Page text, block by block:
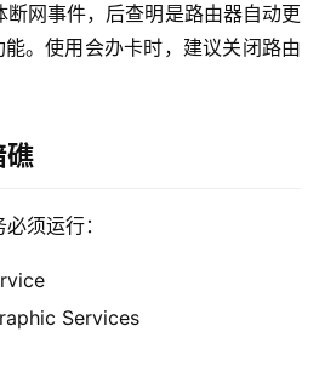
网事件，后查明是路由器自动更
能。使用会办卡时，建议关闭路由
礁
须运行：
Services